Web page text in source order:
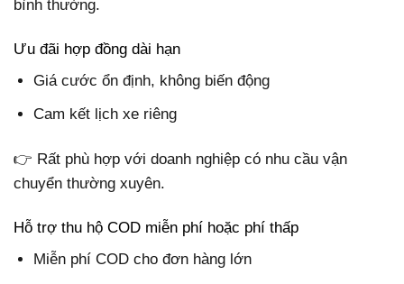
bình thường.
Ưu đãi hợp đồng dài hạn
Giá cước ổn định, không biến động
Cam kết lịch xe riêng
👉 Rất phù hợp với doanh nghiệp có nhu cầu vận
chuyển thường xuyên.
Hỗ trợ thu hộ COD miễn phí hoặc phí thấp
Miễn phí COD cho đơn hàng lớn